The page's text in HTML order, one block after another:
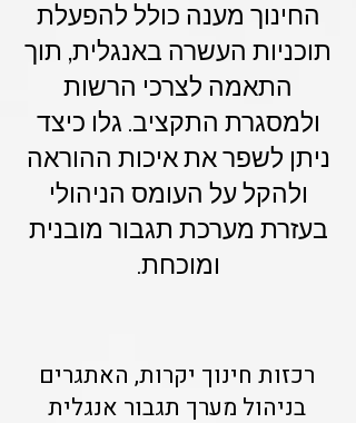
החינוך מענה כולל להפעלת
תוכניות העשרה באנגלית, תוך
התאמה לצרכי הרשות
ולמסגרת התקציב. גלו כיצד
ניתן לשפר את איכות ההוראה
ולהקל על העומס הניהולי
בעזרת מערכת תגבור מובנית
ומוכחת.
רכזות חינוך יקרות, האתגרים
בניהול מערך תגבור אנגלית